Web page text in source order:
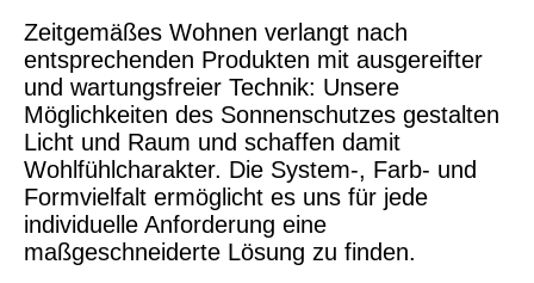
Zeitgemäßes Wohnen verlangt nach
entsprechenden Produkten mit ausgereifter
und wartungsfreier Technik: Unsere
Möglichkeiten des Sonnenschutzes gestalten
Licht und Raum und schaffen damit
Wohlfühlcharakter. Die System-, Farb- und
Formvielfalt ermöglicht es uns für jede
individuelle Anforderung eine
maßgeschneiderte Lösung zu finden.